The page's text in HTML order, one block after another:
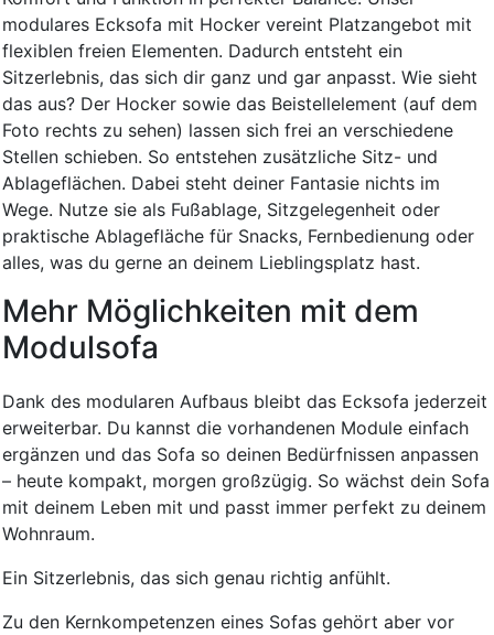
modulares Ecksofa mit Hocker vereint Platzangebot mit
flexiblen freien Elementen. Dadurch entsteht ein
Sitzerlebnis, das sich dir ganz und gar anpasst. Wie sieht
das aus? Der Hocker sowie das Beistellelement (auf dem
Foto rechts zu sehen) lassen sich frei an verschiedene
Stellen schieben. So entstehen zusätzliche Sitz- und
Ablageflächen. Dabei steht deiner Fantasie nichts im
Wege. Nutze sie als Fußablage, Sitzgelegenheit oder
praktische Ablagefläche für Snacks, Fernbedienung oder
alles, was du gerne an deinem Lieblingsplatz hast.
Mehr Möglichkeiten mit dem
Modulsofa
Dank des modularen Aufbaus bleibt das Ecksofa jederzeit
erweiterbar. Du kannst die vorhandenen Module einfach
ergänzen und das Sofa so deinen Bedürfnissen anpassen
– heute kompakt, morgen großzügig. So wächst dein Sofa
mit deinem Leben mit und passt immer perfekt zu deinem
Wohnraum.
Ein Sitzerlebnis, das sich genau richtig anfühlt.
Zu den Kernkompetenzen eines Sofas gehört aber vor